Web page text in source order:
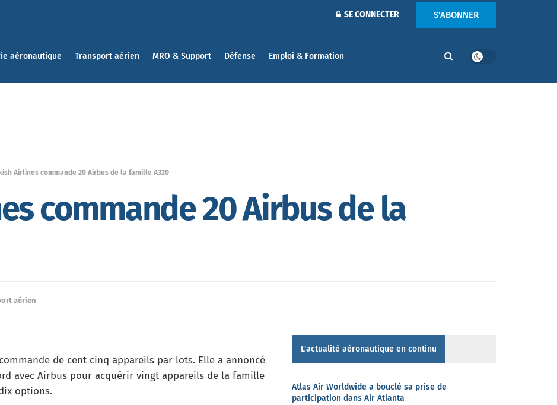
SE CONNECTER S'ABONNER
aéronautique Transport aérien MRO & Support Défense Emploi & Formation
Airlines commande 20 Airbus de la famille A320
commande 20 Airbus de la
aérien
de cent cinq appareils par lots. Elle a annoncé
avec Airbus pour acquérir vingt appareils de la famille
options.
L'actualité aéronautique en continu
Atlas Air Worldwide a bouclé sa prise de
participation dans Air Atlanta